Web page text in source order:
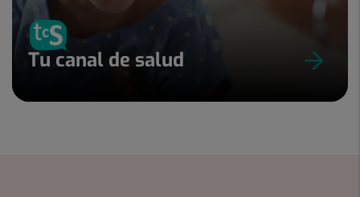
Tu canal de salud